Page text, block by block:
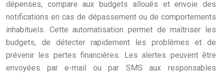
dépenses, compare aux budgets alloués et envoie des
notifications en cas de dépassement ou de comportements
inhabituels. Cette automatisation permet de maîtriser les
budgets, de détecter rapidement les problèmes et de
prévenir les pertes financières. Les alertes peuvent être
envoyées par e-mail ou par SMS aux responsables